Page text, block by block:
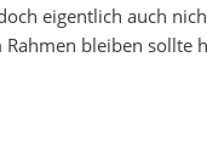
eigentlich auch
bleiben